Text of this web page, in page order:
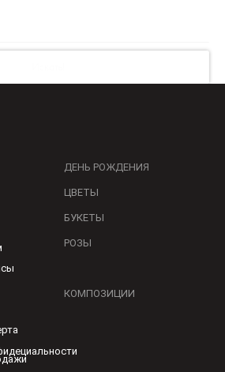
ДЕНЬ РОЖДЕНИЯ
ЦВЕТЫ
БУКЕТЫ
РОЗЫ
КОМПОЗИЦИИ